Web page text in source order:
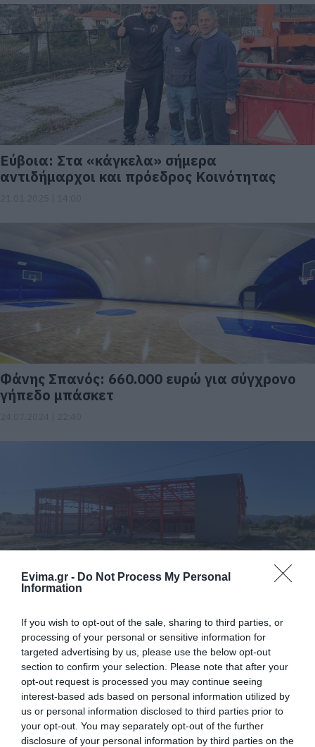
Evima.gr - Do Not Process My Personal
Information
If you wish to opt-out of the sale, sharing to third parties, or
processing of your personal or sensitive information for
targeted advertising by us, please use the below opt-out
section to confirm your selection. Please note that after your
opt-out request is processed you may continue seeing
interest-based ads based on personal information utilized by
us or personal information disclosed to third parties prior to
your opt-out. You may separately opt-out of the further
disclosure of your personal information by third parties on the
Εύβοια: Στα «κάγκελα» σήμερα
αντιδήμαρχοι και πρόεδρος Κοινότητας
Φάνης Σπανός: 660.000 ευρώ για σύγχρονο
γήπεδο μπάσκετ
Ξεκινάει νέο μεγάλο έργο αθλητικών
23.07.2024 | 13:15